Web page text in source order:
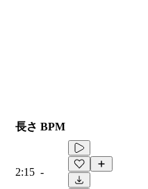
長さ BPM
2:15 -